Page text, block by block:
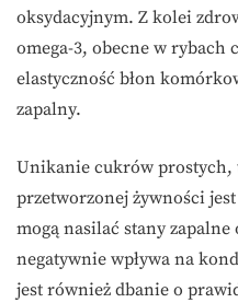
oksydacyjnym. Z kolei
omega-3, obecne w rybach
elastyczność błon
zapalny.
Unikanie cukrów prostych,
przetworzonej żywności
mogą nasilać stany
negatywnie wpływa na
jest również dbanie o